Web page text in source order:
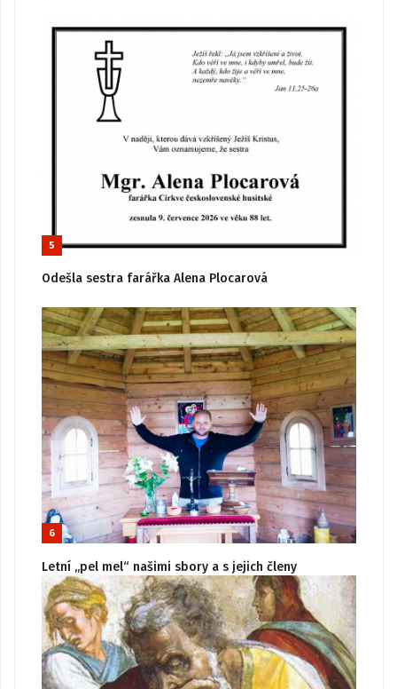
5
Odešla sestra farářka Alena Plocarová
6
Letní „pel mel“ našimi sbory a s jejich členy